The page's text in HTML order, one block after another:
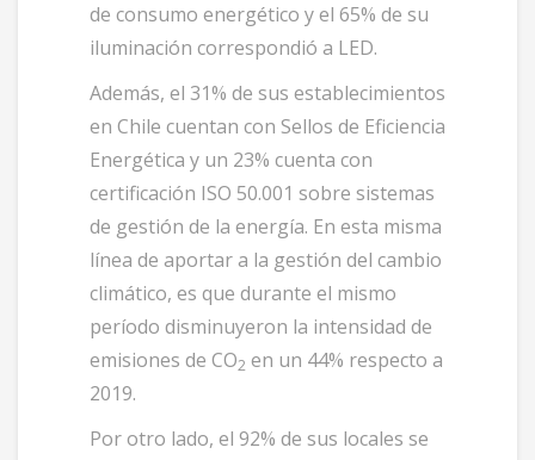
de consumo energético y el 65% de su
iluminación correspondió a LED.
Además, el 31% de sus establecimientos
en Chile cuentan con Sellos de Eficiencia
Energética y un 23% cuenta con
certificación ISO 50.001 sobre sistemas
de gestión de la energía. En esta misma
línea de aportar a la gestión del cambio
climático, es que durante el mismo
período disminuyeron la intensidad de
emisiones de CO2 en un 44% respecto a
2019.
Por otro lado, el 92% de sus locales se